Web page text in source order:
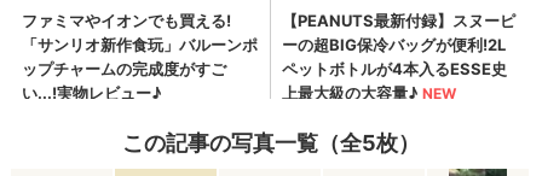
この記事の写真一覧（全5枚）